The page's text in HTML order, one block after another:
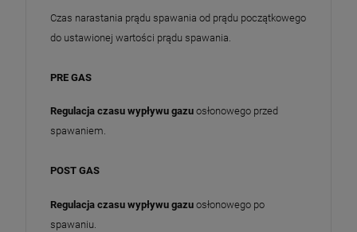
Czas narastania prądu spawania od prądu początkowego
do ustawionej wartości prądu spawania.
PRE GAS
Regulacja czasu wypływu gazu osłonowego przed
spawaniem.
POST GAS
Regulacja czasu wypływu gazu osłonowego po
spawaniu.